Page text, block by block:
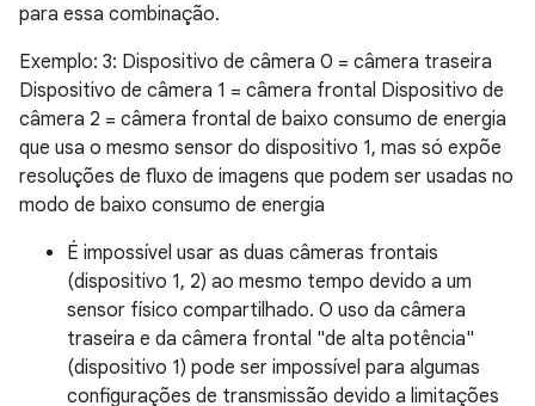
para essa combinação.
Exemplo: 3: Dispositivo de câmera 0 = câmera traseira
Dispositivo de câmera 1 = câmera frontal Dispositivo de
câmera 2 = câmera frontal de baixo consumo de energia
que usa o mesmo sensor do dispositivo 1, mas só expõe
resoluções de fluxo de imagens que podem ser usadas no
modo de baixo consumo de energia
É impossível usar as duas câmeras frontais
(dispositivo 1, 2) ao mesmo tempo devido a um
sensor físico compartilhado. O uso da câmera
traseira e da câmera frontal "de alta potência"
(dispositivo 1) pode ser impossível para algumas
configurações de transmissão devido a limitações